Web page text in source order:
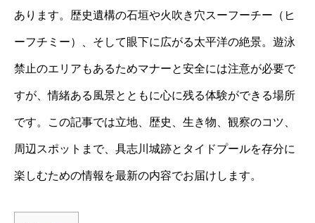
あります。歴史遺構の石垣や火吹き穴スーフーチー（ヒ
ーフチミー）、そして眼下に広がる太平洋の絶景。遊泳
禁止のエリアもあるためマナーと安全には注意が必要で
すが、情緒ある風景とともに心に残る体験ができる場所
です。この記事では立地、歴史、生き物、観察のコツ、
周辺スポットまで、具志川城跡とタイドプールを存分に
楽しむための情報を最新の内容でお届けします。